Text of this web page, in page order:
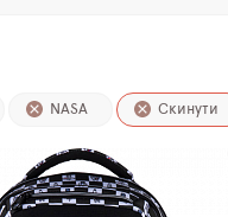
NASA Скинути